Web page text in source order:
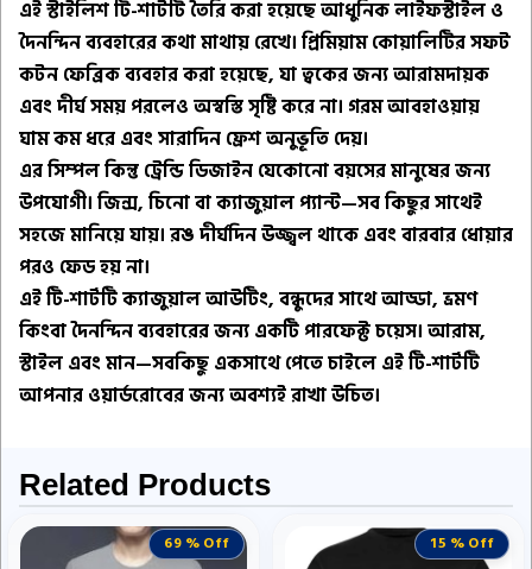
এই স্টাইলিশ টি-শার্টটি তৈরি করা হয়েছে আধুনিক লাইফস্টাইল ও
দৈনন্দিন ব্যবহারের কথা মাথায় রেখে। প্রিমিয়াম কোয়ালিটির সফট
কটন ফেব্রিক ব্যবহার করা হয়েছে, যা ত্বকের জন্য আরামদায়ক
এবং দীর্ঘ সময় পরলেও অস্বস্তি সৃষ্টি করে না। গরম আবহাওয়ায়
ঘাম কম ধরে এবং সারাদিন ফ্রেশ অনুভূতি দেয়।
এর সিম্পল কিন্তু ট্রেন্ডি ডিজাইন যেকোনো বয়সের মানুষের জন্য
উপযোগী। জিন্স, চিনো বা ক্যাজুয়াল প্যান্ট—সব কিছুর সাথেই
সহজে মানিয়ে যায়। রঙ দীর্ঘদিন উজ্জ্বল থাকে এবং বারবার ধোয়ার
পরও ফেড হয় না।
এই টি-শার্টটি ক্যাজুয়াল আউটিং, বন্ধুদের সাথে আড্ডা, ভ্রমণ
কিংবা দৈনন্দিন ব্যবহারের জন্য একটি পারফেক্ট চয়েস। আরাম,
স্টাইল এবং মান—সবকিছু একসাথে পেতে চাইলে এই টি-শার্টটি
আপনার ওয়ার্ডরোবের জন্য অবশ্যই রাখা উচিত।
Related Products
69 % Off 15 % Off